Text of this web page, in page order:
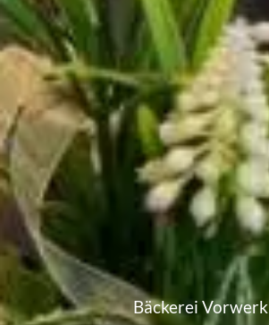
Bäckerei Vorwerk